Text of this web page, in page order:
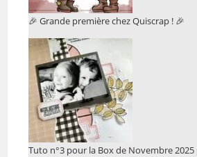
🎉 Grande première chez Quiscrap ! 🎉
Tuto n°3 pour la Box de Novembre